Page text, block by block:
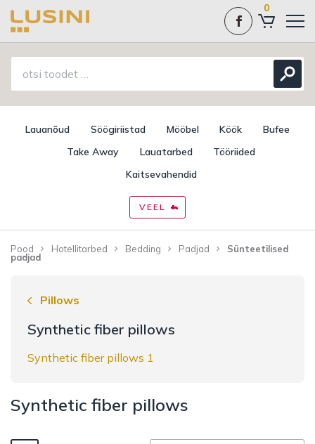
0
Lauanõud Söögiriistad Mööbel Köök
Bufee
Take Away
Lauatarbed
Tööriided
Kaitsevahendid
VEEL
Pood Hotellitarbed Bedding Padjad Sünteetilised
padjad
Pillows
Synthetic fiber pillows
Synthetic fiber pillows 1
Synthetic fiber pillows